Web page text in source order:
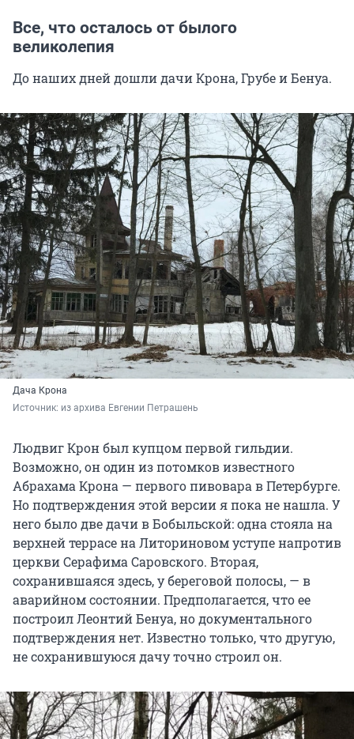
Все, что осталось от былого
великолепия
До наших дней дошли дачи Крона, Грубе и Бенуа.
Дача Крона
Источник: из архива Евгении Петрашень
Людвиг Крон был купцом первой гильдии.
Возможно, он один из потомков известного
Абрахама Крона — первого пивовара в Петербурге.
Но подтверждения этой версии я пока не нашла. У
него было две дачи в Бобыльской: одна стояла на
верхней террасе на Литориновом уступе напротив
церкви Серафима Саровского. Вторая,
сохранившаяся здесь, у береговой полосы, — в
аварийном состоянии. Предполагается, что ее
построил Леонтий Бенуа, но документального
подтверждения нет. Известно только, что другую,
не сохранившуюся дачу точно строил он.